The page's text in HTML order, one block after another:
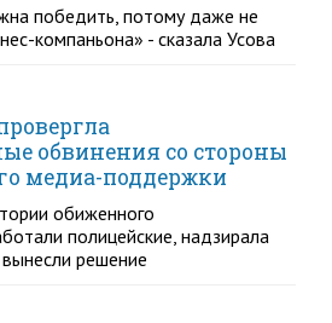
победить, потому даже не
компаньона» - сказала Усова
обвинения со стороны
медиа-поддержки
обиженного
полицейские, надзирала
решение